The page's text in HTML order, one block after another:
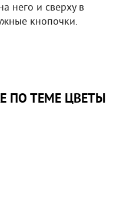
него и сверху в
кнопочки.
ПО ТЕМЕ ЦВЕТЫ